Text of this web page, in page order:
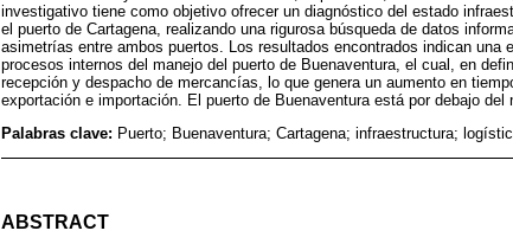
investigativo tiene como objetivo ofrecer un diagnóstico del estado
el puerto de Cartagena, realizando una rigurosa búsqueda de datos
asimetrías entre ambos puertos. Los resultados encontrados indican
procesos internos del manejo del puerto de Buenaventura, el cual, en
recepción y despacho de mercancías, lo que genera un aumento en
exportación e importación. El puerto de Buenaventura está por debajo
Palabras clave: Puerto; Buenaventura; Cartagena; infraestructura;
ABSTRACT